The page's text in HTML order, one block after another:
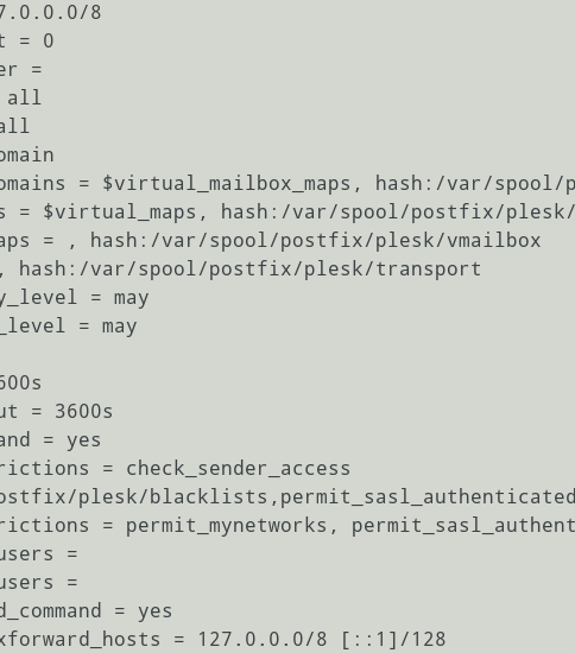
8
= 0
=
all
= $virtual_mailbox_maps, hash:/var/
= $virtual_maps, hash:/var/spool/postfix/
= , hash:/var/spool/postfix/plesk/vmailbox
, hash:/var/spool/postfix/plesk/transport
= may
= may
= 3600s
= yes
= check_sender_access
plesk/blacklists,permit_sasl_authenticated
= permit_mynetworks,
=
=
= yes
= 127.0.0.0/8 [::1]/128